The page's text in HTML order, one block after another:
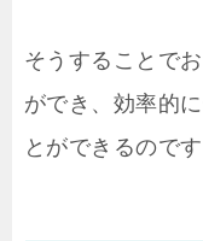
そうすることで
ができ、効率的
とができるのです